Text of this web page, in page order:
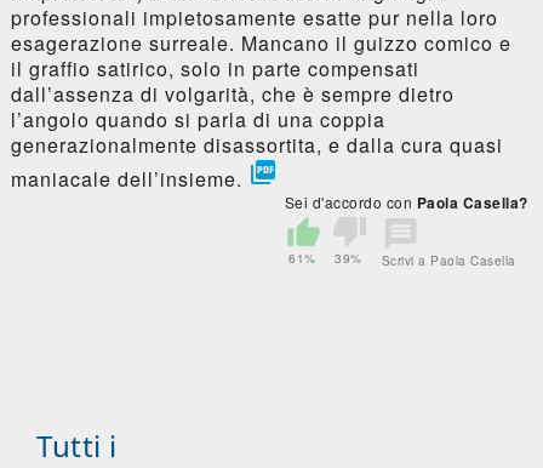
professionali impietosamente esatte pur nella loro
esagerazione surreale. Mancano il guizzo comico e
il graffio satirico, solo in parte compensati
dall’assenza di volgarità, che è sempre dietro
l’angolo quando si parla di una coppia
generazionalmente disassortita, e dalla cura quasi
maniacale dell’insieme. 
Sei d'accordo con Paola Casella?
61% 39% Scrivi a Paola Casella
Tutti i